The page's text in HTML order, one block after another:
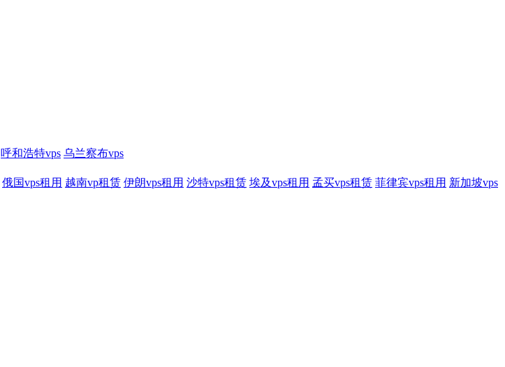
呼和浩特vps 乌兰察布vps
俄国vps租用 越南vp租赁 伊朗vps租用 沙特vps租赁 埃及vps租用 孟买vps租赁 菲律宾vps租用 新加坡vps